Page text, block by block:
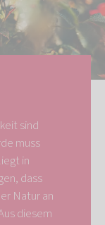
sind
muss
in
dass
Natur an
diesem